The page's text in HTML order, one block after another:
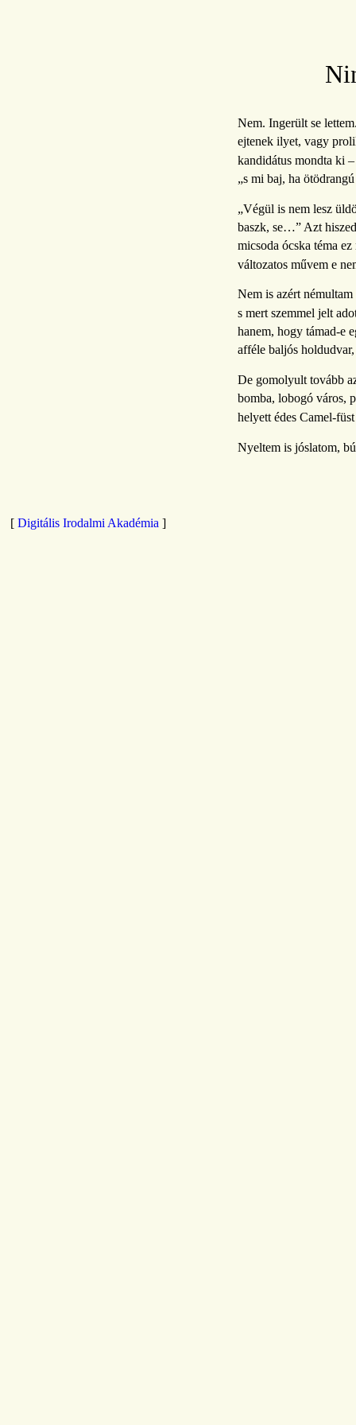
Nem. Ingerült se
ejtenek ilyet, vagy
kandidátus mondta ki
„s mi baj, ha
„Végül is nem lesz
baszk, se…” Azt
micsoda ócska téma
változatos művem e
Nem is azért
s mert szemmel jelt
hanem, hogy támad-e
afféle baljós
De gomolyult tovább
bomba, lobogó város,
helyett édes Camel-
Nyeltem is jóslatom,
[Digitális Irodalmi Akadémia ]